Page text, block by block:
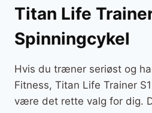
Titan Life Trainer
Spinningcykel
Hvis du træner seriøst og
Fitness, Titan Life Trainer
være det rette valg for dig.